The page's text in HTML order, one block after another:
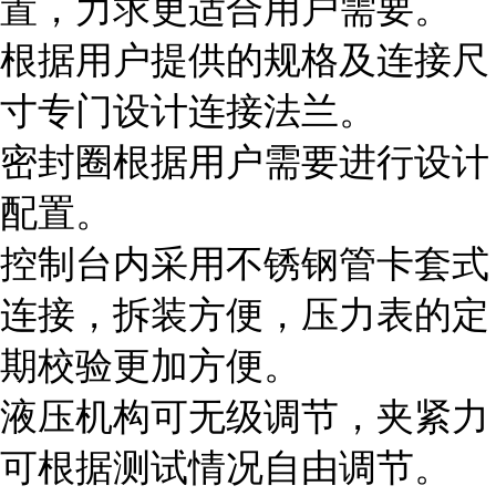
置，力求更适合用户需要。
根据用户提供的规格及连接尺
寸专门设计连接法兰。
密封圈根据用户需要进行设计
配置。
控制台内采用不锈钢管卡套式
连接，拆装方便，压力表的定
期校验更加方便。
液压机构可无级调节，夹紧力
可根据测试情况自由调节。